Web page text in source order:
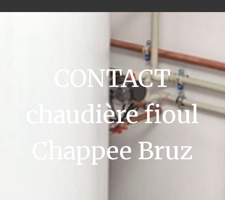
CONTACT
chaudière fioul
Chappee Bruz